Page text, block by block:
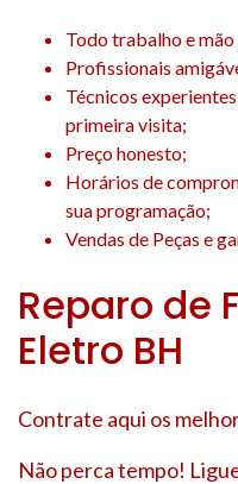
Todo trabalho e
Profissionais
Técnicos
primeira visita;
Preço honesto;
Horários de
sua programação;
Vendas de Peças e
Reparo de
Eletro BH
Contrate aqui os
Não perca tempo!